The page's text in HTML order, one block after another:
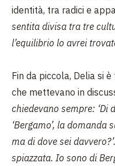
identità, tra radici e
sentita divisa tra tre
l’equilibrio lo avrei
Fin da piccola, Delia si
che mettevano in
chiedevano sempre: ‘Di
‘Bergamo’, la domanda
ma di dove sei
spiazzata. Io sono di